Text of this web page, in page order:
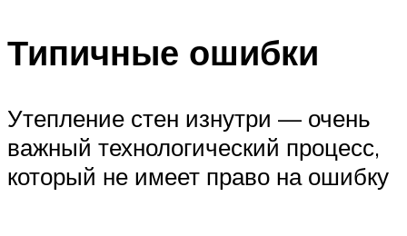
Типичные ошибки
Утепление стен изнутри — очень
важный технологический процесс,
который не имеет право на ошибку